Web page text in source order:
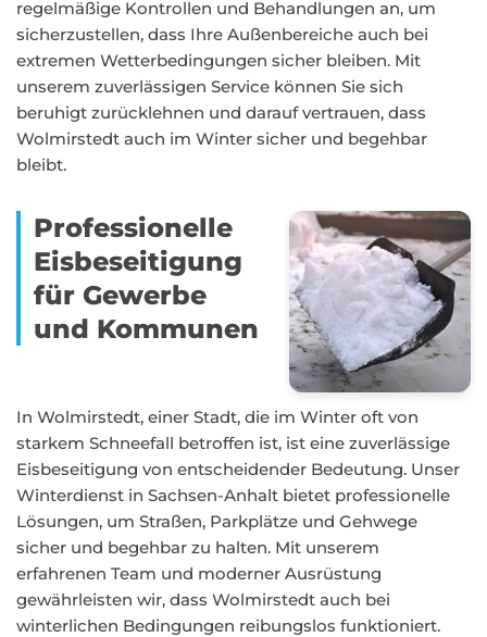
regelmäßige Kontrollen und Behandlungen an, um
sicherzustellen, dass Ihre Außenbereiche auch bei
extremen Wetterbedingungen sicher bleiben. Mit
unserem zuverlässigen Service können Sie sich
beruhigt zurücklehnen und darauf vertrauen, dass
Wolmirstedt auch im Winter sicher und begehbar
bleibt.
Professionelle
Eisbeseitigung
für Gewerbe
und Kommunen
In Wolmirstedt, einer Stadt, die im Winter oft von
starkem Schneefall betroffen ist, ist eine zuverlässige
Eisbeseitigung von entscheidender Bedeutung. Unser
Winterdienst in Sachsen-Anhalt bietet professionelle
Lösungen, um Straßen, Parkplätze und Gehwege
sicher und begehbar zu halten. Mit unserem
erfahrenen Team und moderner Ausrüstung
gewährleisten wir, dass Wolmirstedt auch bei
winterlichen Bedingungen reibungslos funktioniert.